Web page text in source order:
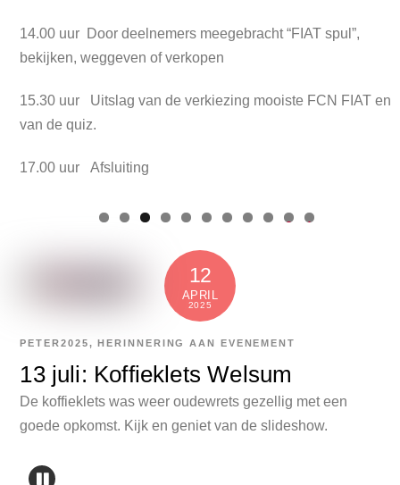
14.00 uur Door deelnemers meegebracht “FIAT spul”,
bekijken, weggeven of verkopen
15.30 uur Uitslag van de verkiezing mooiste FCN FIAT en
van de quiz.
17.00 uur Afsluiting
0 1
12
APRIL
2025
13 juli: Koffieklets Welsum
PETER2025,HERINNERING AAN EVENEMENT
De koffieklets was weer oudewrets gezellig met een
goede opkomst. Kijk en geniet van de slideshow.